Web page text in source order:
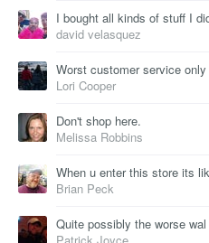
I bought all kinds of stuff I
david velasquez
Worst customer service
Lori Cooper
Don't shop here.
Melissa Robbins
When u enter this store its
Brian Peck
Quite possibly the worse